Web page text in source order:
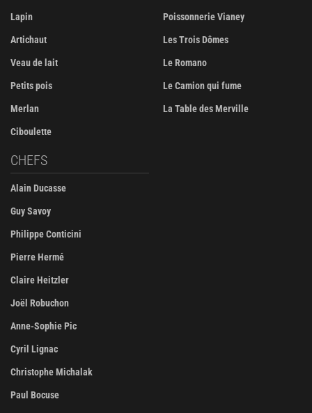
Lapin
Artichaut
Veau de lait
Petits pois
Merlan
Ciboulette
Poissonnerie Vianey
Les Trois Dômes
Le Romano
Le Camion qui fume
La Table des Merville
CHEFS
Alain Ducasse
Guy Savoy
Philippe Conticini
Pierre Hermé
Claire Heitzler
Joël Robuchon
Anne-Sophie Pic
Cyril Lignac
Christophe Michalak
Paul Bocuse